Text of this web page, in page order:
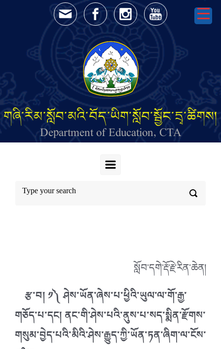
Skip to main content
གཞི་རིམ་སློབ་མའི་བོད་ཡིག་སློབ་སྦྱོང་དྲྭ་ཚིགས།
Department of Education, CTA
སློབ་དགེ་རྡོ་རྗེ་རིན་ཆེན།
རྩ་བ། ༡༽ ཤེས་ཡོན་ཞེས་པ་ཕྱིའི་ཡུལ་ལ་གོ་རྒྱ་
གཅོད་པ་དང། ནང་གི་ཤེས་པའི་ནུས་པ་སད་སྨིན་རྫོགས་
གསུམ་བྱེད་པའི་མིའི་ཤེས་རྒྱུད་ཀྱི་ཡོན་ཏན་ཞིག་ལ་ངོས་